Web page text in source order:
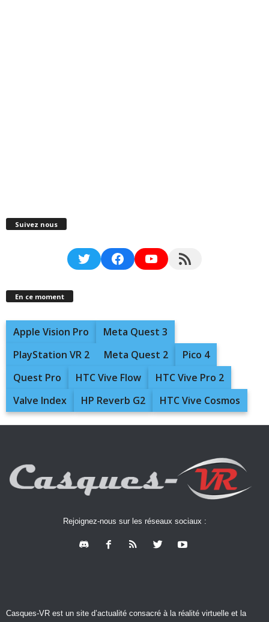
Suivez nous
TwitterFacebookYouTubeRSS Feed
En ce moment
Apple Vision Pro
Meta Quest 3
PlayStation VR 2
Meta Quest 2
Pico 4
Quest Pro
HTC Vive Flow
HTC Vive Pro 2
Valve Index
HP Reverb G2 HTC Vive Cosmos
Rejoignez-nous sur les réseaux sociaux :
Casques-VR est un site d’actualité consacré à la réalité virtuelle et la